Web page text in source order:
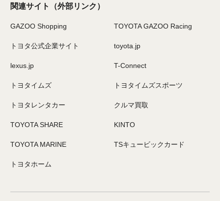
関連サイト （外部リンク）
GAZOO Shopping TOYOTA GAZOO Racing
トヨタ公式企業サイト toyota.jp
lexus.jp T-Connect
トヨタイムズ トヨタイムズスポーツ
トヨタレンタカー クルマ買取
TOYOTA SHARE KINTO
TOYOTA MARINE TSキュービックカード
トヨタホーム